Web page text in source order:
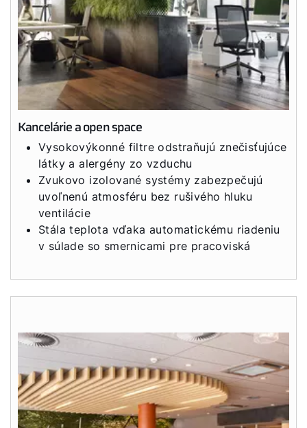
Kancelárie a open space
Vysokovýkonné filtre odstraňujú znečisťujúce
látky a alergény zo vzduchu
Zvukovo izolované systémy zabezpečujú
uvoľnenú atmosféru bez rušivého hluku
ventilácie
Stála teplota vďaka automatickému riadeniu
v súlade so smernicami pre pracoviská